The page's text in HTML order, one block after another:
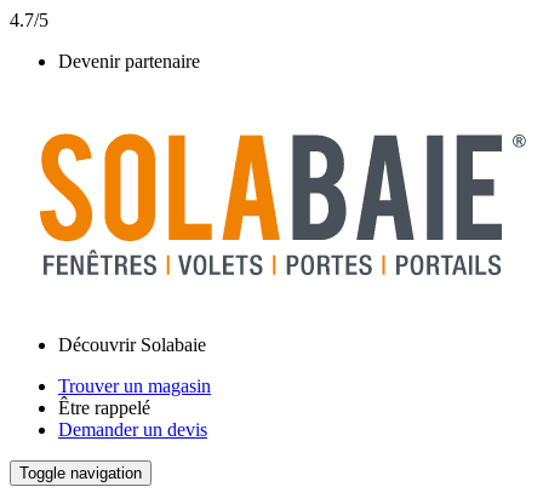
4.7/5
Devenir partenaire
Découvrir Solabaie
Trouver un magasin
Être rappelé
Demander un devis
Toggle navigation